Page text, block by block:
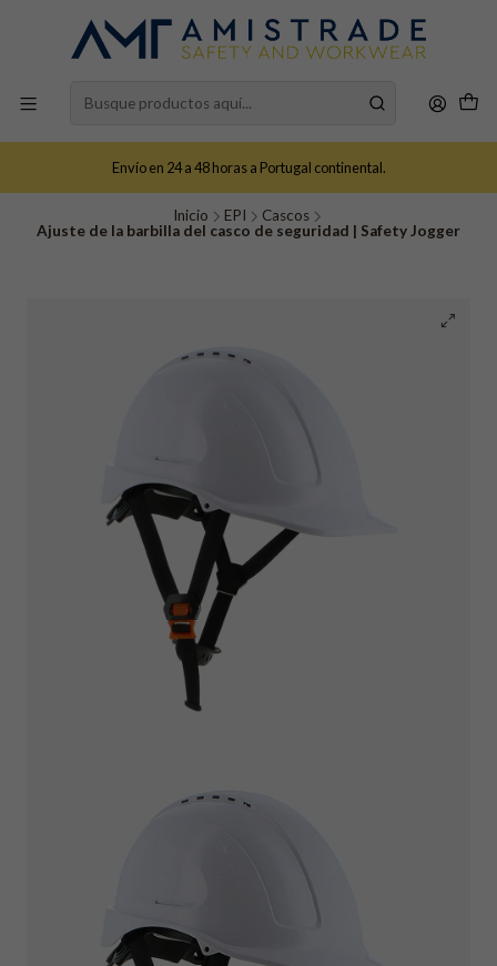
Envío en 24 a 48 horas a Portugal continental.
Inicio EPI
Cascos
Ajuste de la barbilla del casco de seguridad | Safety Jogger